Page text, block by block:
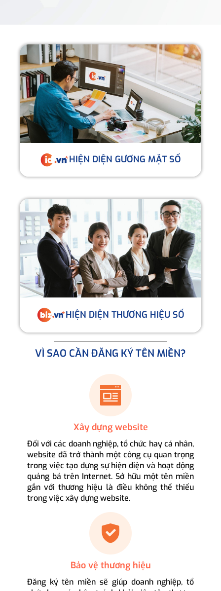
HIỆN DIỆN GƯƠNG MẶT SỐ
HIỆN DIỆN THƯƠNG HIỆU SỐ
VÌ SAO CẦN ĐĂNG KÝ TÊN MIỀN?
Xây dựng website
Đối với các doanh nghiệp, tổ chức hay cá nhân,
website đã trở thành một công cụ quan trọng
trong việc tạo dựng sự hiện diện và hoạt động
quảng bá trên Internet. Sở hữu một tên miền
gắn với thương hiệu là điều không thể thiếu
trong việc xây dựng website.
Bảo vệ thương hiệu
Đăng ký tên miền sẽ giúp doanh nghiệp, tổ